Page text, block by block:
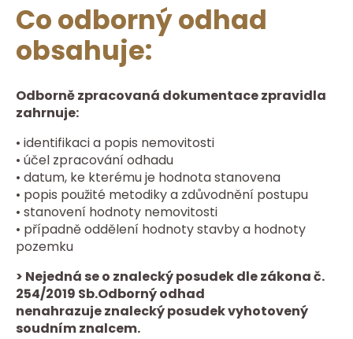
Co odborný odhad
obsahuje:
Odborně zpracovaná dokumentace zpravidla
zahrnuje:
• identifikaci a popis nemovitosti
• účel zpracování odhadu
• datum, ke kterému je hodnota stanovena
• popis použité metodiky a zdůvodnění postupu
• stanovení hodnoty nemovitosti
• případně oddělení hodnoty stavby a hodnoty
pozemku
> Nejedná se o znalecký posudek dle zákona č.
254/2019 Sb.Odborný odhad
nenahrazuje znalecký posudek vyhotovený
soudním znalcem.